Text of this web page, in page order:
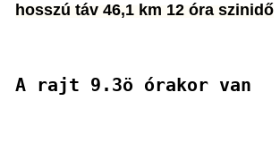
hosszú táv 46,1 km 12 óra szinidő
A rajt 9.3ö órakor van